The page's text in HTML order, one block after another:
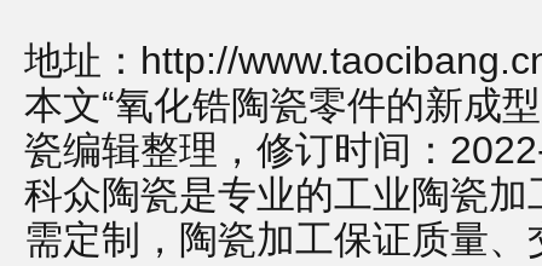
地址： http://
本文“氧化锆陶瓷零件的新成
瓷编辑整理，修订时间：
科众陶瓷是专业的工业陶瓷加
需定制， 陶瓷加工保证质量、